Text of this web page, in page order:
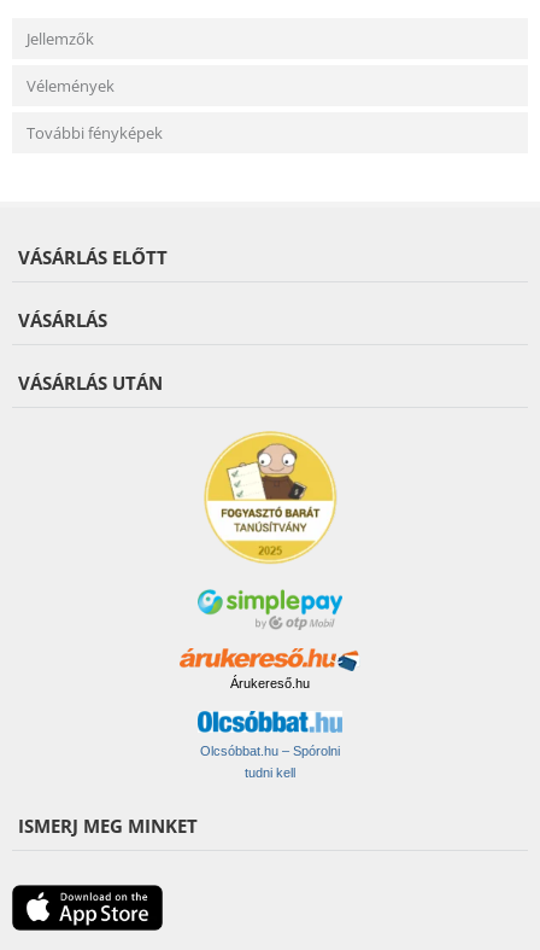
Jellemzők
Vélemények
További fényképek
VÁSÁRLÁS ELŐTT
VÁSÁRLÁS
VÁSÁRLÁS UTÁN
Árukereső.hu
Olcsóbbat.hu – Spórolni
tudni kell
ISMERJ MEG MINKET